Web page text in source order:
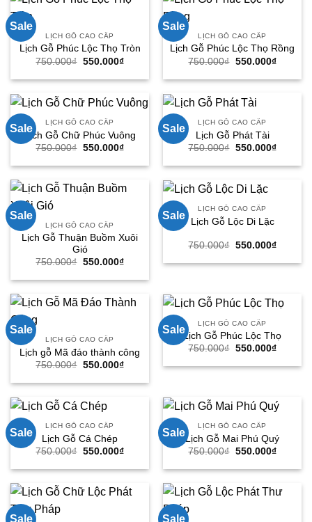
Sale
LỊCH GỖ CAO CẤP
Lịch Gỗ Phúc Lộc Thọ Tròn
750.000₫ Giá
là:
550.000₫Giá
tại
550.000₫.
Sale
LỊCH GỖ CAO CẤP
Lịch Gỗ Phúc Lộc Thọ Rồng
750.000₫ Giá
là:
550.000₫Giá
tại
Sale
LỊCH GỖ CAO CẤP
Lịch Gỗ Chữ Phúc Vuông
750.000₫ Giá
là:
550.000₫Giá
tại
550.000₫.
Sale
LỊCH GỖ CAO CẤP
Lịch Gỗ Phát Tài
750.000₫ Giá
là:
550.000₫Giá
tại
Sale
LỊCH GỖ CAO CẤP
Lịch Gỗ Thuận Buồm Xuôi
Gió
750.000₫ Giá
là:
550.000₫Giá
tại
550.000₫.
Sale
LỊCH GỖ CAO CẤP
Lịch Gỗ Lộc Di Lặc
750.000₫ Giá
là:
550.000₫Giá
tại
Sale
LỊCH GỖ CAO CẤP
Lịch gỗ Mã đáo thành công
750.000₫ Giá
là:
550.000₫Giá
tại
550.000₫.
Sale
LỊCH GỖ CAO CẤP
Lịch Gỗ Phúc Lộc Thọ
750.000₫ Giá
là:
550.000₫Giá
tại
Sale
LỊCH GỖ CAO CẤP
Lịch Gỗ Cá Chép
750.000₫ Giá
là:
550.000₫Giá
tại
550.000₫.
Sale
LỊCH GỖ CAO CẤP
Lịch Gỗ Mai Phú Quý
750.000₫ Giá
là:
550.000₫Giá
tại
Sale Sale